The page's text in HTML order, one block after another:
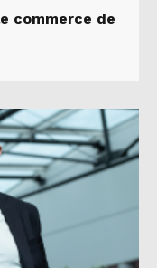
commerce de